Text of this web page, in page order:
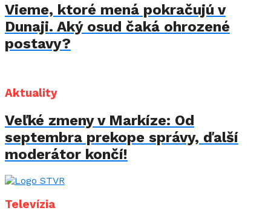
Vieme, ktoré mená pokračujú v
Dunaji. Aký osud čaká ohrozené
postavy?
Aktuality
Veľké zmeny v Markíze: Od
septembra prekope správy, ďalší
moderátor končí!
Televízia